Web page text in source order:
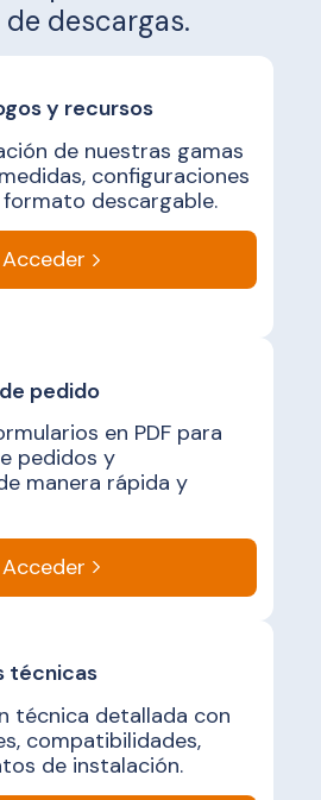
descargas.
y recursos
de nuestras gamas
configuraciones
descargable.
Acceder
pedido
en PDF para
pedidos y
manera rápida y
Acceder
técnicas
técnica detallada con
compatibilidades,
de instalación.